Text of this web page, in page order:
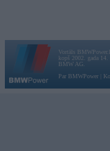
Vortāls
kopš 2002. gada
BMW AG.
Par BMWPower